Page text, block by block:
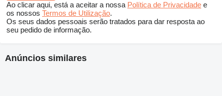
Ao clicar aqui, está a aceitar a nossa Política de Privacidade e
os nossos Termos de Utilização.
Os seus dados pessoais serão tratados para dar resposta ao
seu pedido de informação.
Anúncios similares